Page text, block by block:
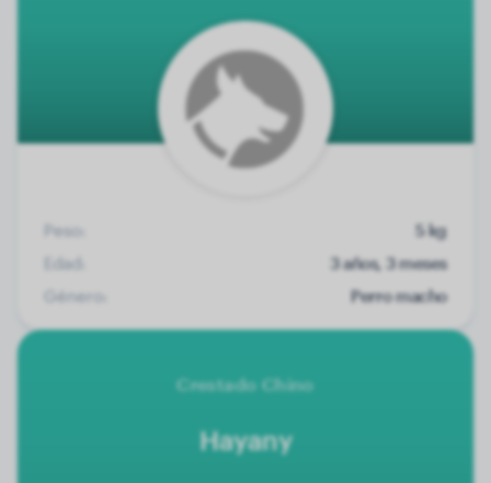
Peso:
5 kg
Edad:
3 años, 3 meses
Género:
Perro macho
Crestado Chino
Hayany